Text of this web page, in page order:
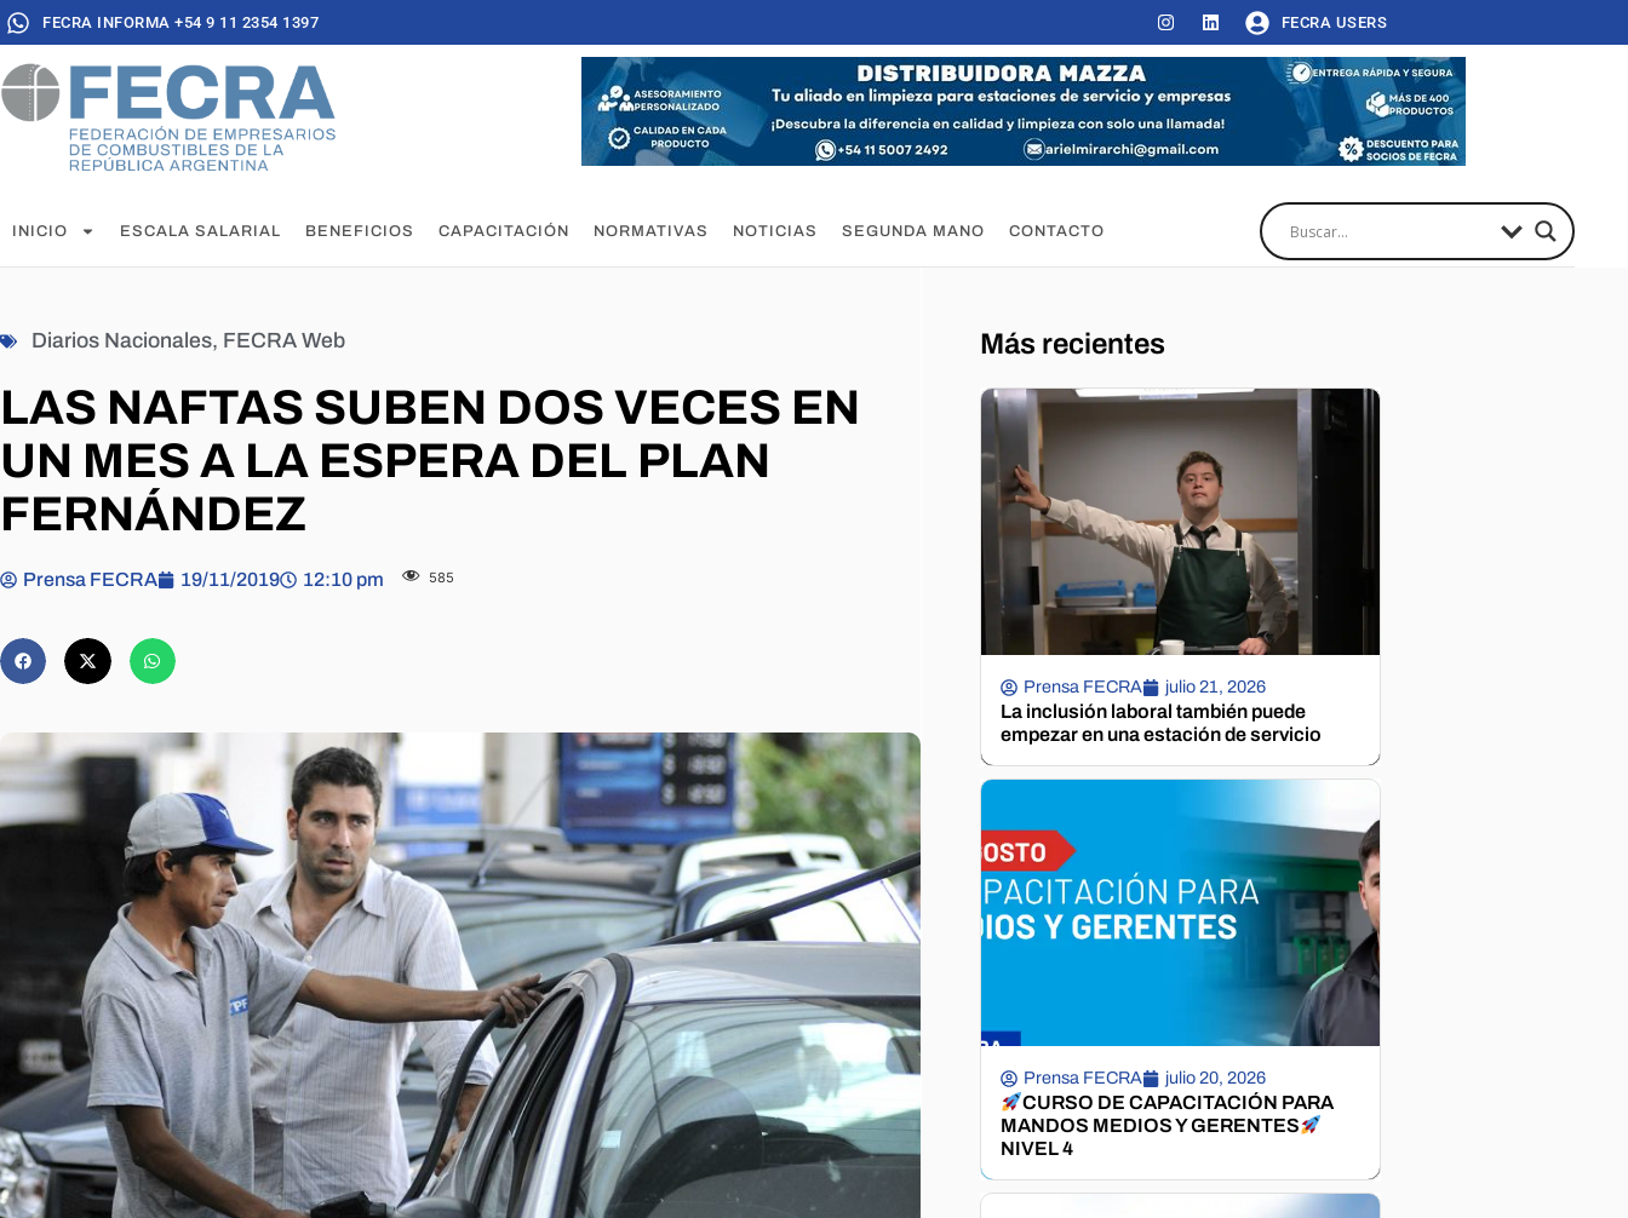
FECRA INFORMA +54 9 11 2354 1397 FECRA USERS
INICIO ESCALA SALARIAL BENEFICIOS CAPACITACIÓN NORMATIVAS NOTICIAS SEGUNDA MANO CONTACTO
Diarios Nacionales, FECRA Web
LAS NAFTAS SUBEN DOS VECES EN
UN MES A LA ESPERA DEL PLAN
FERNÁNDEZ
Prensa FECRA 19/11/2019 12:10 pm 585
Más recientes
Prensa FECRA julio 21, 2026
La inclusión laboral también puede
empezar en una estación de servicio
Prensa FECRA julio 20, 2026
CURSO DE CAPACITACIÓN PARA
MANDOS MEDIOS Y GERENTES
NIVEL 4